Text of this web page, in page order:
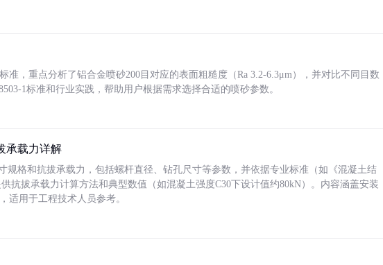
准，重点分析了铝合金喷砂200目对应的表面粗糙度（Ra 3.2-6.3μm），并对比不同目数
1标准和行业实践，帮助用户根据需求选择合适的喷砂参数。
承载力详解
规格和抗拔承载力，包括螺杆直径、钻孔尺寸等参数，并依据专业标准（如《混凝土结
抗拔承载力计算方法和典型数值（如混凝土强度C30下设计值约80kN）。内容涵盖安装
适用于工程技术人员参考。